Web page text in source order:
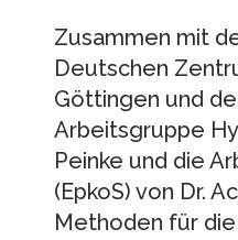
Zusammen mit
Deutschen
Göttingen und
Arbeitsgruppe
Peinke und die
(EpkoS) von Dr.
Methoden für